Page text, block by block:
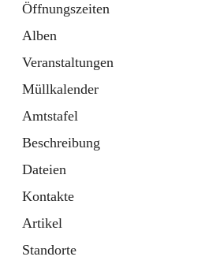
Öffnungszeiten
Alben
Veranstaltungen
Müllkalender
Amtstafel
Beschreibung
Dateien
Kontakte
Artikel
Standorte
Tab
Kindergarten
öffnet
in
neuem
Tab